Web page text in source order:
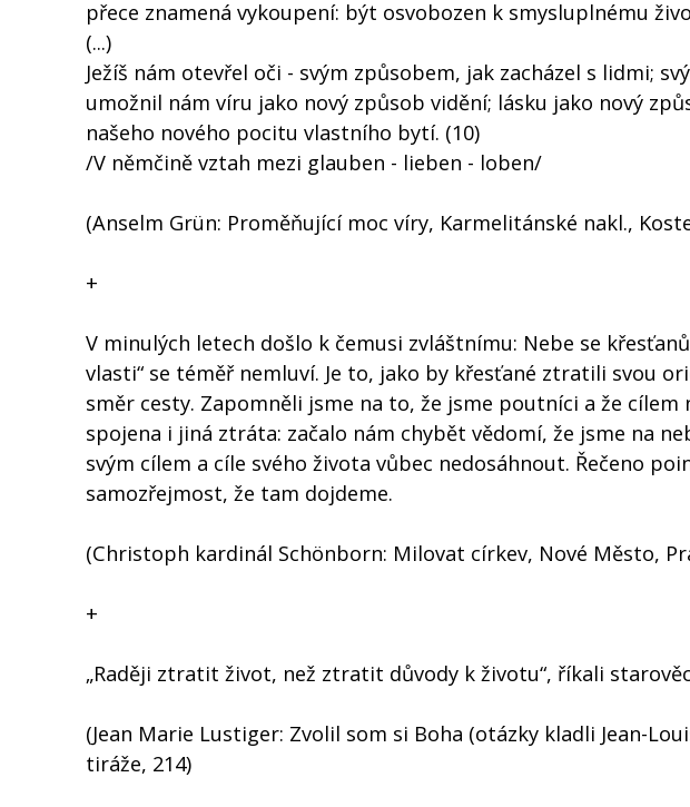
přece znamená vykoupení: být osvobozen k smysluplnému
(...)
Ježíš nám otevřel oči - svým způsobem, jak zacházel s lidmi;
umožnil nám víru jako nový způsob vidění; lásku jako nový
našeho nového pocitu vlastního bytí. (10)
/V němčině vztah mezi glauben - lieben - loben/
(Anselm Grün: Proměňující moc víry, Karmelitánské nakl.,
+
V minulých letech došlo k čemusi zvláštnímu: Nebe se
vlasti“ se téměř nemluví. Je to, jako by křesťané ztratili svou
směr cesty. Zapomněli jsme na to, že jsme poutníci a že
spojena i jiná ztráta: začalo nám chybět vědomí, že jsme na
svým cílem a cíle svého života vůbec nedosáhnout. Řečeno
samozřejmost, že tam dojdeme.
(Christoph kardinál Schönborn: Milovat církev, Nové Město,
+
„Raději ztratit život, než ztratit důvody k životu“, říkali
(Jean Marie Lustiger: Zvolil som si Boha (otázky kladli Jean-
tiráže, 214)